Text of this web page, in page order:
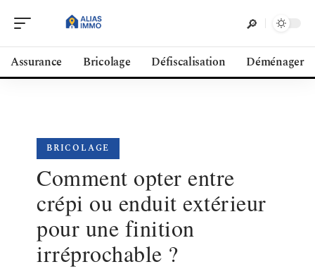
Assurance Bricolage Défiscalisation Déménager
BRICOLAGE
Comment opter entre
crépi ou enduit extérieur
pour une finition
irréprochable ?